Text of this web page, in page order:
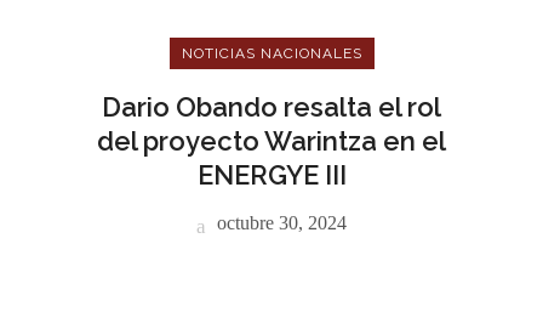
NOTICIAS NACIONALES
Dario Obando resalta el rol
del proyecto Warintza en el
ENERGYE III
octubre 30, 2024